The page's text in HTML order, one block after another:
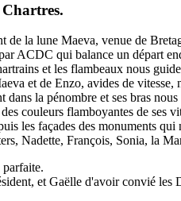
de la lune Maeva, venue de
ACDC qui balance un départ
et les flambeaux nous
et de Enzo, avides de
la pénombre et ses bras
couleurs flamboyantes de ses
les façades des monuments qui
Nadette, François, Sonia, la
et Gaëlle d'avoir convié les